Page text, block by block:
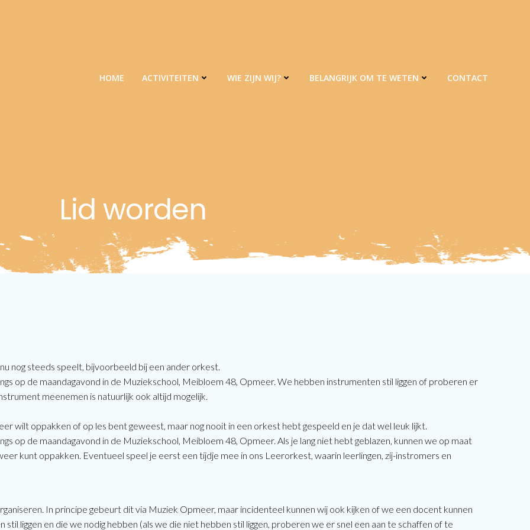
HOME ACTIVITEITEN WIE ZIJN WIJ? BELANGRIJK OM TE WETEN CONTACT
Lid worden
nog steeds speelt, bijvoorbeeld bij een ander orkest.
op de maandagavond in de Muziekschool, Meibloem 48, Opmeer. We hebben instrumenten stil liggen of proberen er
meenemen is natuurlijk ook altijd mogelijk.
wilt oppakken of op les bent geweest, maar nog nooit in een orkest hebt gespeeld en je dat wel leuk lijkt.
op de maandagavond in de Muziekschool, Meibloem 48, Opmeer. Als je lang niet hebt geblazen, kunnen we op maat
kunt oppakken. Eventueel speel je eerst een tijdje mee in ons Leerorkest, waarin leerlingen, zij-instromers en
In principe gebeurt dit via Muziek Opmeer, maar incidenteel kunnen wij ook kijken of we een docent kunnen
liggen en die we nodig hebben (als we die niet hebben stil liggen, proberen we er snel een aan te schaffen of te